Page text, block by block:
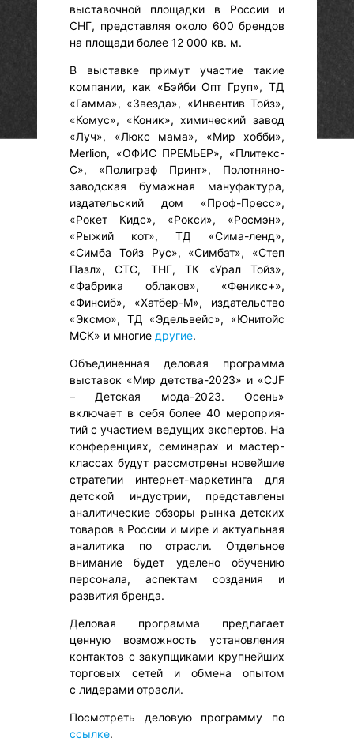
выставоч­ной площадки в России и
СНГ, представляя около 600 брендов
на площади более 12 000 кв. м.
В выставке примут участие такие
компании, как «Бэйби Опт Груп», ТД
«Гамма», «Звезда», «Инвентив Тойз»,
«Комус», «Коник», химический завод
«Луч», «Люкс мама», «Мир хобби»,
Merlion, «ОФИС ПРЕМЬЕР», «Плитекс-
С», «Полиграф Принт», Полотняно-​
заводская бумажная мануфактура,
издатель­ский дом «Проф-Пресс»,
«Рокет Кидс», «Рокси», «Росмэн»,
«Рыжий кот», ТД «Сима-ленд»,
«Симба Тойз Рус», «Симбат», «Степ
Пазл», СТС, ТНГ, ТК «Урал Тойз»,
«Фабрика облаков», «Феникс+»,
«Финсиб», «Хатбер-М», издатель­ство
«Эксмо», ТД «Эдельвейс», «Юнитойс
МСК» и многие другие.
Объединен­ная деловая программа
выставок «Мир детства-​2023» и «CJF
– Детская мода-​2023. Осень»
включает в себя более 40 мероприя­
тий с участием ведущих экспертов. На
конферен­циях, семинарах и мастер-​
классах будут рассмотрены новейшие
стратегии интернет-​маркетинга для
детской индустрии, представ­лены
аналити­чес­кие обзоры рынка детских
товаров в России и мире и актуаль­ная
аналитика по отрасли. Отдельное
внимание будет уделено обучению
персонала, аспектам создания и
развития бренда.
Деловая программа предлагает
ценную возможность установ­ле­ния
контактов с закупщи­ками крупней­ших
торговых сетей и обмена опытом
с лидерами отрасли.
Посмотреть деловую программу по
ссылке.